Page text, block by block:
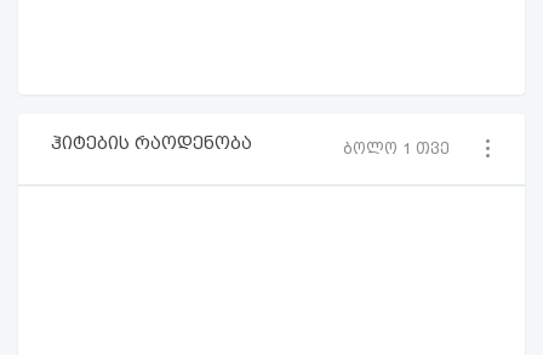
ჰიტების რაოდენობა ბოლო 1 თვე